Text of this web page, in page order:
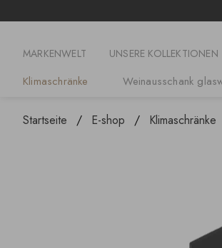
MARKENWELT UNSERE KOLLEKTIONEN
Klimaschränke Weinausschank
Startseite E-shop Klimaschränke